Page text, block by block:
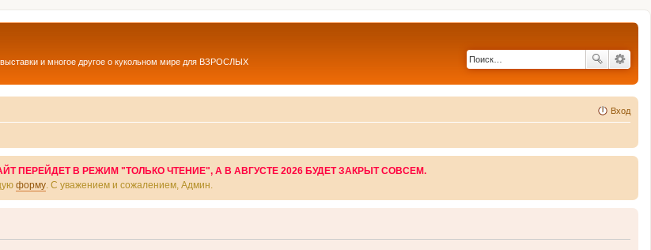
и многое другое о кукольном мире для ВЗРОСЛЫХ
Вход
ПЕРЕЙДЕТ В РЕЖИМ "ТОЛЬКО ЧТЕНИЕ", А В АВГУСТЕ 2026 БУДЕТ ЗАКРЫТ СОВСЕМ.
форму . С уважением и сожалением, Админ.